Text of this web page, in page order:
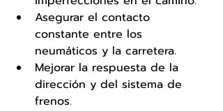
Asegurar el contacto
constante entre los
neumáticos y la carretera.
Mejorar la respuesta de la
dirección y del sistema de
frenos.